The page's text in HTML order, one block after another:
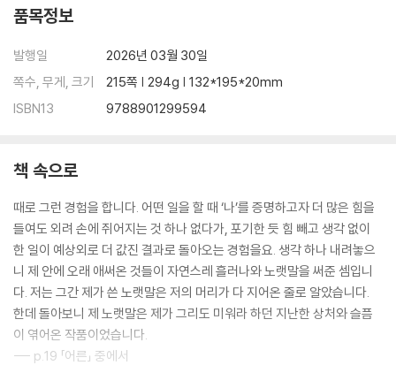
절박하게 그러나 아무 바람 없이
삶의 명상가들
[명상 가이드 3] 오늘 하루에, 굿나잇!
품목정보
발행일
2026년 03월 30일
쪽수, 무게, 크기
215쪽 | 294g | 132*195*20mm
ISBN13
9788901299594
책 속으로
때로 그런 경험을 합니다. 어떤 일을 할 때 ‘나’를 증명하고자 더 많은 힘을
들여도 외려 손에 쥐어지는 것 하나 없다가, 포기한 듯 힘 빼고 생각 없이
한 일이 예상외로 더 값진 결과로 돌아오는 경험을요. 생각 하나 내려놓으
니 제 안에 오래 애써온 것들이 자연스레 흘러나와 노랫말을 써준 셈입니
다. 저는 그간 제가 쓴 노랫말은 저의 머리가 다 지어온 줄로 알았습니다.
한데 돌아보니 제 노랫말은 제가 그리도 미워라 하던 지난한 상처와 슬픔
이 엮어온 작품이었습니다.
--- p.19 「어른」 중에서